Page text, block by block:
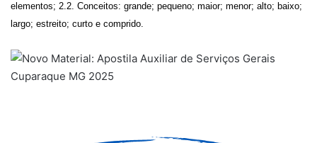
elementos; 2.2. Conceitos: grande; pequeno; maior; menor; alto; baixo;
largo; estreito; curto e comprido.